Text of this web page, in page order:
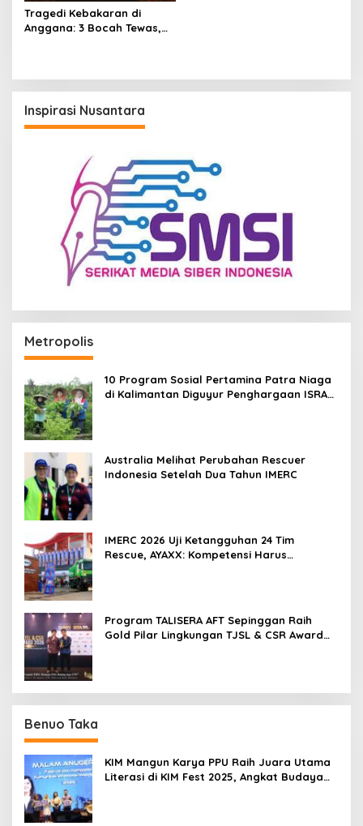
Tragedi Kebakaran di
Anggana: 3 Bocah Tewas,
Inspirasi Nusantara
Metropolis
10 Program Sosial Pertamina Patra Niaga
di Kalimantan Diguyur Penghargaan ISRA
Australia Melihat Perubahan Rescuer
Indonesia Setelah Dua Tahun IMERC
IMERC 2026 Uji Ketangguhan 24 Tim
Rescue, AYAXX: Kompetensi Harus
Program TALISERA AFT Sepinggan Raih
Gold Pilar Lingkungan TJSL & CSR Award
Benuo Taka
KIM Mangun Karya PPU Raih Juara Utama
Literasi di KIM Fest 2025, Angkat Budaya